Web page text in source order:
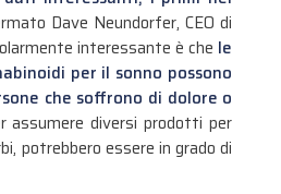
Dave Neundorfer, CEO di
interessante è che le
per il sonno possono
che soffrono di dolore o
assumere diversi prodotti per
potrebbero essere in grado di